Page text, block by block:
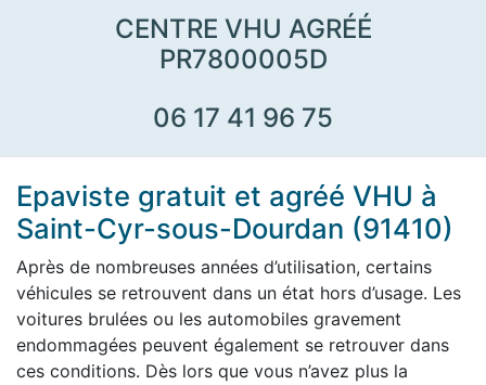
CENTRE VHU AGRÉÉ
PR7800005D
06 17 41 96 75
Epaviste gratuit et agréé VHU à
Saint-Cyr-sous-Dourdan (91410)
Après de nombreuses années d’utilisation, certains
véhicules se retrouvent dans un état hors d’usage. Les
voitures brulées ou les automobiles gravement
endommagées peuvent également se retrouver dans
ces conditions. Dès lors que vous n’avez plus la